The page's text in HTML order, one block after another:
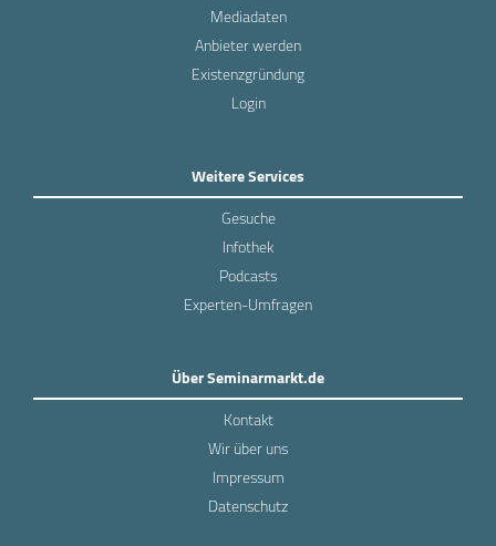
Mediadaten
Anbieter werden
Existenzgründung
Login
Weitere Services
Gesuche
Infothek
Podcasts
Experten-Umfragen
Über Seminarmarkt.de
Kontakt
Wir über uns
Impressum
Datenschutz